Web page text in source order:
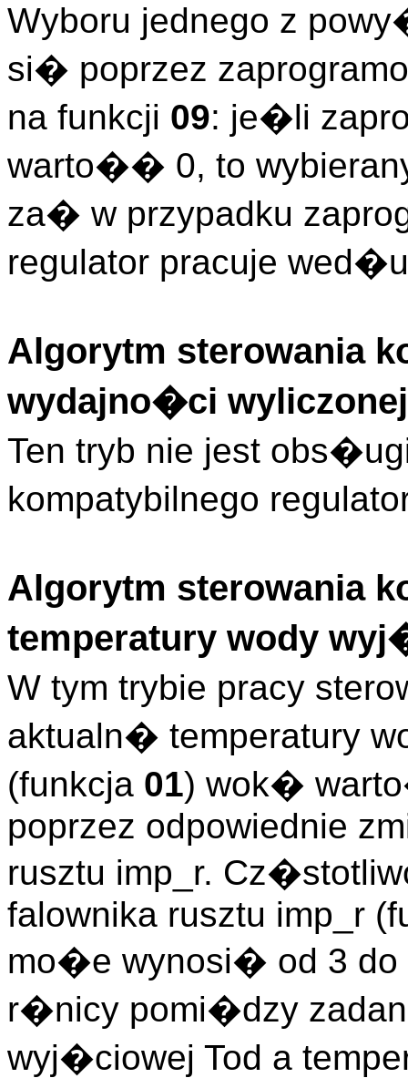
Wyboru jednego z
si� poprzez
na funkcji 09: je�li
warto�� 0, to
za� w przypadku
regulator pracuje
Algorytm sterowania
wydajno�ci
Ten tryb nie jest
kompatybilnego
Algorytm sterowania
temperatury wody
W tym trybie pracy
aktualn� temperatury
(funkcja 01) wok�
poprzez odpowiednie
rusztu imp_r.
falownika rusztu imp_r
mo�e wynosi� od 3
r�nicy pomi�dzy
wyj�ciowej Tod a